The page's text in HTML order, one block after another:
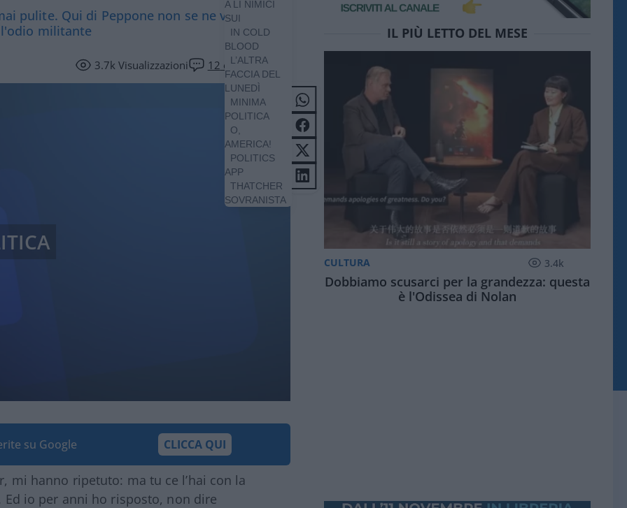
A LI NIMICI
SUI
IN COLD
BLOOD
L’ALTRA
FACCIA DEL
LUNEDÌ
MINIMA
POLITICA
O,
AMERICA!
POLITICS
APP
THATCHER
SOVRANISTA
pulite. Qui di Peppone non se ne vedono,
militante
3.7k Visualizzazioni 12 commenti
su Google CLICCA QUI
mi hanno ripetuto: ma tu ce l’hai con la
io per anni ho risposto, non dire
IL PIÙ LETTO DEL MESE
CULTURA 3.4k
Dobbiamo scusarci per la grandezza: questa
è l'Odissea di Nolan